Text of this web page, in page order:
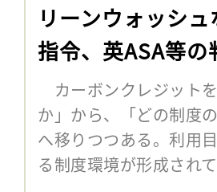
リーンウォッシ
指令、英ASA等の
カーボンクレジット
か」から、「どの制度
へ移りつつある。利用
る制度環境が形成され